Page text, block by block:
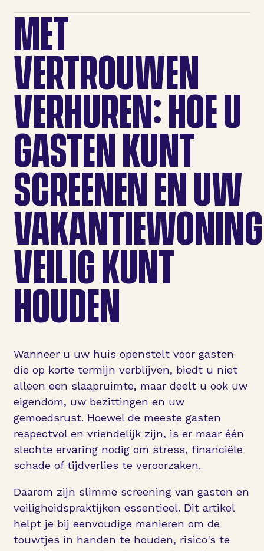
MET
VERTROUWEN
VERHUREN: HOE U
GASTEN KUNT
SCREENEN EN UW
VAKANTIEWONING
VEILIG KUNT
HOUDEN
Wanneer u uw huis openstelt voor gasten
die op korte termijn verblijven, biedt u niet
alleen een slaapruimte, maar deelt u ook uw
eigendom, uw bezittingen en uw
gemoedsrust. Hoewel de meeste gasten
respectvol en vriendelijk zijn, is er maar één
slechte ervaring nodig om stress, financiële
schade of tijdverlies te veroorzaken.
Daarom zijn slimme screening van gasten en
veiligheidspraktijken essentieel. Dit artikel
helpt je bij eenvoudige manieren om de
touwtjes in handen te houden, risico's te